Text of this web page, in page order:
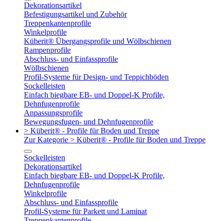
Dekorationsartikel
Befestigungsartikel und Zubehör
Treppenkantenprofile
Winkelprofile
Küberit® Übergangsprofile und Wölbschienen
Rampenprofile
Abschluss- und Einfassprofile
Wölbschienen
Profil-Systeme für Design- und Teppichböden
Sockelleisten
Einfach biegbare EB- und Doppel-K Profile,
Dehnfugenprofile
Anpassungsprofile
Bewegungsfugen- und Dehnfugenprofile
> Küberit® - Profile für Boden und Treppe
Zur Kategorie > Küberit® - Profile für Boden und Treppe
Sockelleisten
Dekorationsartikel
Einfach biegbare EB- und Doppel-K Profile,
Dehnfugenprofile
Winkelprofile
Abschluss- und Einfassprofile
Profil-Systeme für Parkett und Laminat